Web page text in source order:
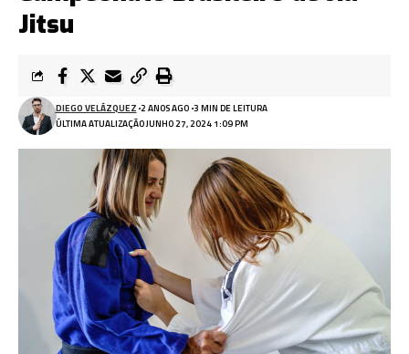
Jitsu
ÚLTIMA ATUALIZAÇÃO JUNHO 27, 2024 1:09 PM
DIEGO VELÁZQUEZ 2 ANOS AGO 3 MIN DE LEITURA